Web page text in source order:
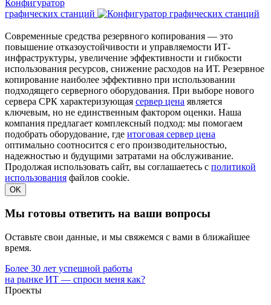
Конфигуратор
графических станций
Современные средства резервного копирования — это
повышение отказоустойчивости и управляемости ИТ-
инфраструктуры, увеличение эффективности и гибкости
использования ресурсов, снижение расходов на ИТ. Резервное
копирование наиболее эффективно при использовании
подходящего серверного оборудования. При выборе нового
сервера СРК характеризующая сервер цена является
ключевым, но не единственным фактором оценки. Наша
компания предлагает комплексный подход: мы помогаем
подобрать оборудование, где итоговая сервер цена
оптимально соотносится с его производительностью,
надежностью и будущими затратами на обслуживание.
Продолжая использовать сайт, вы соглашаетесь с политикой
использования файлов cookie.
OK
Мы готовы ответить на ваши вопросы
Оставьте свои данные, и мы свяжемся с вами в ближайшее
время.
Более 30 лет успешной работы
на рынке ИТ — спроси меня как?
Проекты